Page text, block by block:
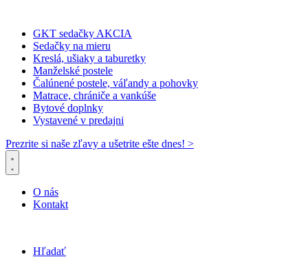
GKT sedačky AKCIA
Sedačky na mieru
Kreslá, ušiaky a taburetky
Manželské postele
Čalúnené postele, váľandy a pohovky
Matrace, chrániče a vankúše
Bytové doplnky
Vystavené v predajni
Prezrite si naše zľavy a ušetrite ešte dnes! >​
O nás
Kontakt
Hľadať